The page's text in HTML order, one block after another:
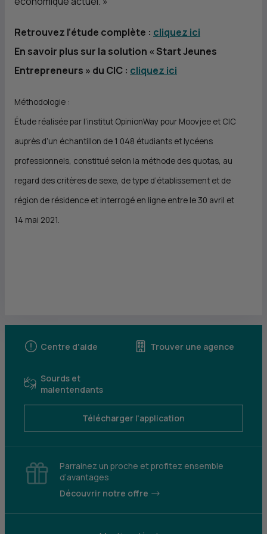
Retrouvez l’étude complète : cliquez ici
En savoir plus sur la solution « Start Jeunes
Entrepreneurs » du CIC : cliquez ici
Méthodologie :
Étude réalisée par l’institut OpinionWay pour Moovjee et CIC
auprès d’un échantillon de 1 048 étudiants et lycéens
professionnels, constitué selon la méthode des quotas, au
regard des critères de sexe, de type d’établissement et de
région de résidence et interrogé en ligne entre le 30 avril et
14 mai 2021.
Centre d'aide Trouver une agence
Sourds et
malentendants
Télécharger l'application
Parrainez un proche et profitez ensemble
d’avantages
Découvrir notre offre